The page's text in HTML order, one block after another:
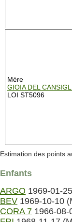
Mère
GIOIA DEL
LOI ST5096
Estimation des points
Enfants
ARGO 1969-01-
BEV 1969-10-10
CORA 7 1966-08-